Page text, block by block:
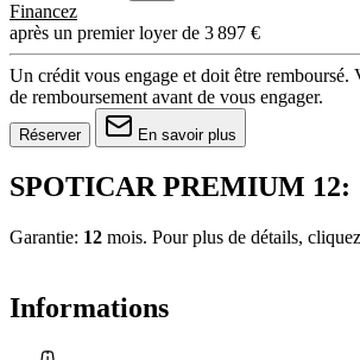
Financez
après un premier loyer de 3 897 €
Un crédit vous engage et doit être remboursé.
de remboursement avant de vous engager.
Réserver En savoir plus
SPOTICAR PREMIUM 12:
Garantie: 12 mois. Pour plus de détails, cliquez
Informations